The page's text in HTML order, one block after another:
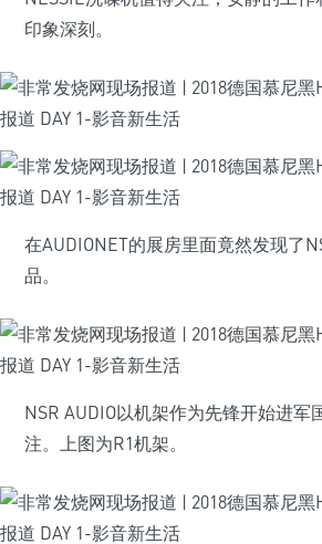
印象深刻。
在AUDIONET的展房里面竟然发现了
品。
NSR AUDIO以机架作为先锋开始进军
注。上图为R1机架。